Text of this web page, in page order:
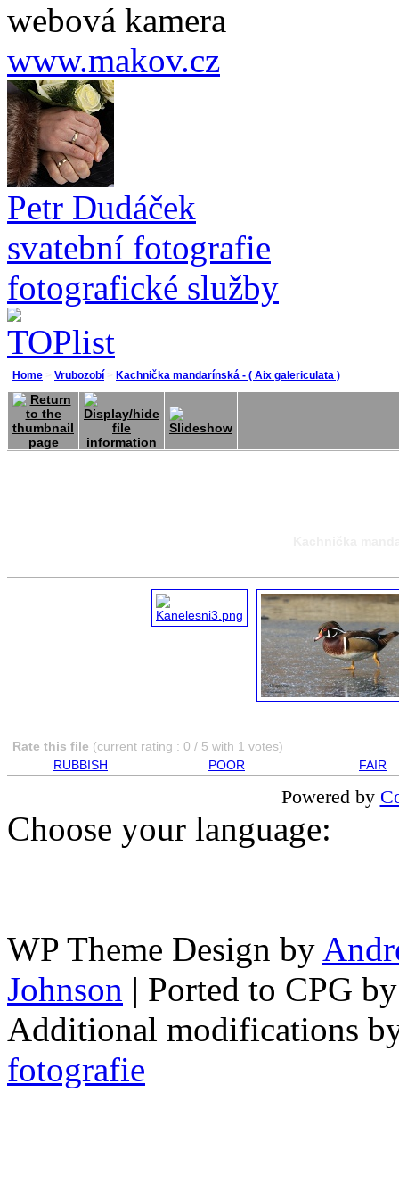
webová kamera
www.makov.cz
Petr Dudáček
svatební fotografie
fotografické služby
Home Vrubozobí Kachnička mandarínská - ( Aix galericulata )
Rate this file (current rating : 0 / 5 with 1 votes)
RUBBISH
POOR FAIR
Powered by
Choose your language:
WP Theme Design by
Johnson | Ported to CPG
Additional modifications
fotografie